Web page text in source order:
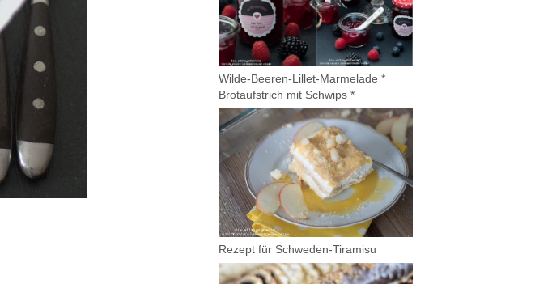
Wilde-Beeren-Lillet-Marmelade *
Brotaufstrich mit Schwips *
Rezept für Schweden-Tiramisu